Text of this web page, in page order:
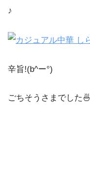
♪
辛旨!(b^ー°)
ごちそうさまでした🍜